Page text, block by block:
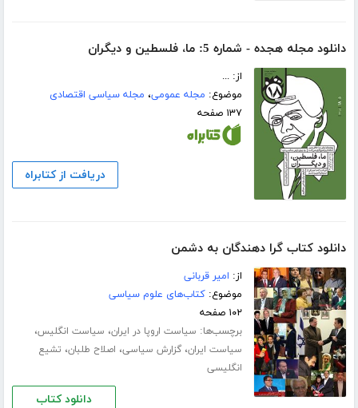
دانلود مجله هجده - شماره 5: ما، فلسطین و دیگران
از: ...
موضوع: مجله عمومی، مجله سیاسی اقتصادی
۱۳۷ صفحه
دریافت از کتابراه
دانلود کتاب گرا دهندگان به دشمن
از: امیر قربانی
موضوع:کتاب‌های علوم سیاسی
۱۰۲ صفحه
برچسب‌ها: سیاست اروپا در ایران، سیاست انگلیس،
سیاست ایران،گزارش سیاسی، اصلاح طلبان، تشیع
انگلیسی
دانلود کتاب